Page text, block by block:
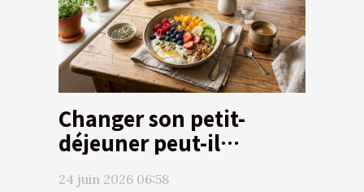
Changer son petit-
déjeuner peut-il
réellement booster
24 juin 2026 06:58